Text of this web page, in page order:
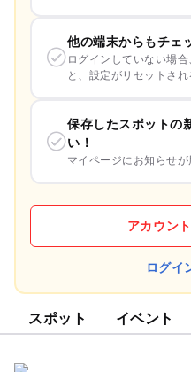
他の端末からもチェ
ログインしていない場
と、設定がリセットさ
保存したスポットの
い！
マイページにお知らせ
アカウン
ログイ
スポット イベント